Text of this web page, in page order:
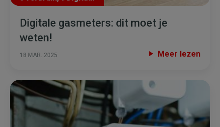
Digitale gasmeters: dit moet je
weten!
18 MAR. 2025 Meer lezen